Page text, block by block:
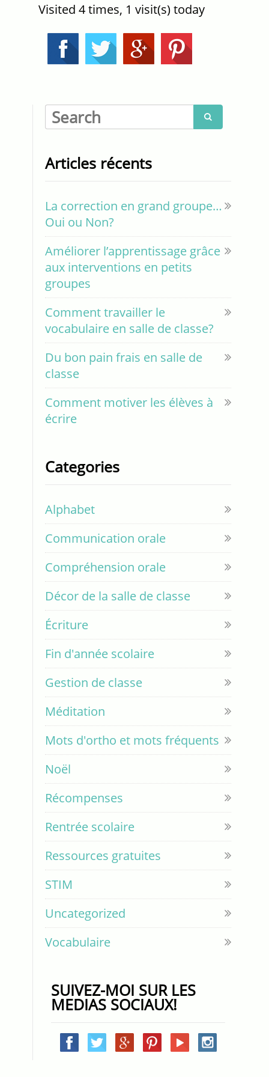
Visited 4 times, 1 visit(s) today

Articles récents
La correction en grand groupe…
Oui ou Non?
Améliorer l’apprentissage grâce
aux interventions en petits
groupes
Comment travailler le
vocabulaire en salle de classe?
Du bon pain frais en salle de
classe
Comment motiver les élèves à
écrire
Categories
Alphabet
Communication orale
Compréhension orale
Décor de la salle de classe
Écriture
Fin d'année scolaire
Gestion de classe
Méditation
Mots d'ortho et mots fréquents
Noël
Récompenses
Rentrée scolaire
Ressources gratuites
STIM
Uncategorized
Vocabulaire
SUIVEZ-MOI SUR LES
MEDIAS SOCIAUX!